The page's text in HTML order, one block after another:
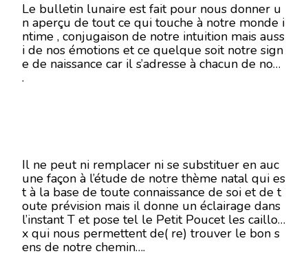
Le bulletin lunaire est fait pour nous donner u
n aperçu de tout ce qui touche à notre monde i
ntime , conjugaison de notre intuition mais auss
i de nos émotions et ce quelque soit notre sign
e de naissance car il s’adresse à chacun de nous
.
Il ne peut ni remplacer ni se substituer en auc
une façon à l’étude de notre thème natal qui es
t à la base de toute connaissance de soi et de t
oute prévision mais il donne un éclairage dans
l’instant T et pose tel le Petit Poucet les caillou
x qui nous permettent de( re) trouver le bon s
ens de notre chemin….